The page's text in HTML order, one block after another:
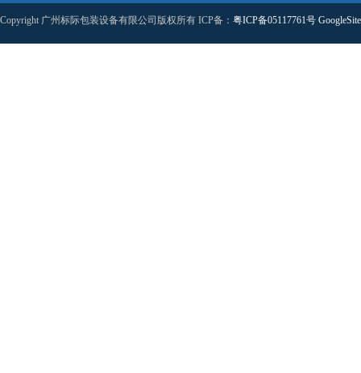
Copyright 广州标际包装设备有限公司版权所有 ICP备： 粤ICP备05117761号